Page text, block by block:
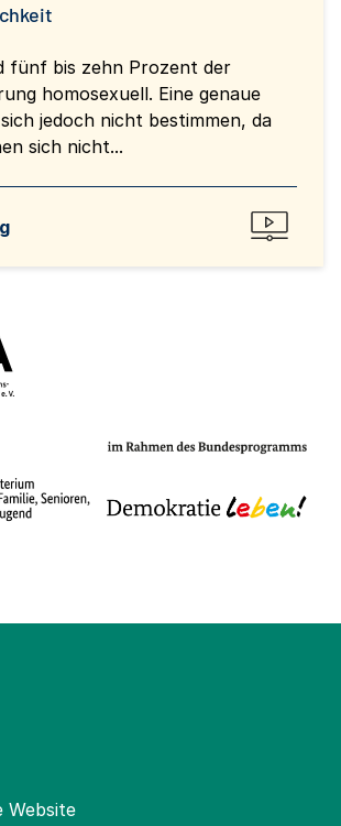
fünf bis zehn Prozent der
homosexuell. Eine genaue
jedoch nicht bestimmen, da
sich nicht...
Website